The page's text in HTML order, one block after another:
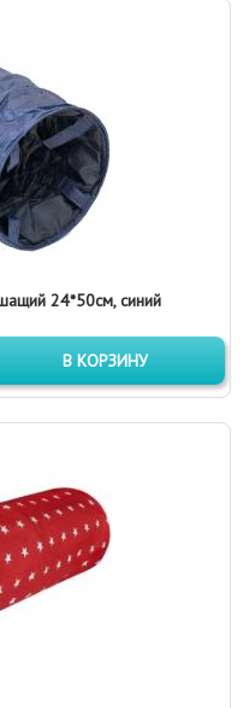
24*50см, синий
В КОРЗИНУ